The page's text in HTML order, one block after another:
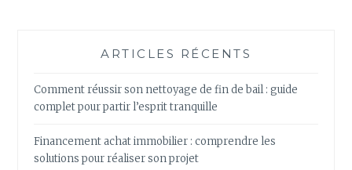
ARTICLES RÉCENTS
Comment réussir son nettoyage de fin de bail : guide
complet pour partir l’esprit tranquille
Financement achat immobilier : comprendre les
solutions pour réaliser son projet